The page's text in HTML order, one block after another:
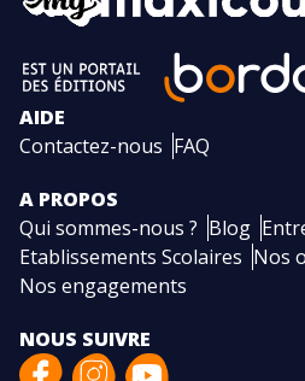
AIDE
Contactez-nous FAQ
A PROPOS
Qui sommes-nous ? Blog
Etablissements Scolaires Nos
Nos engagements
NOUS SUIVRE